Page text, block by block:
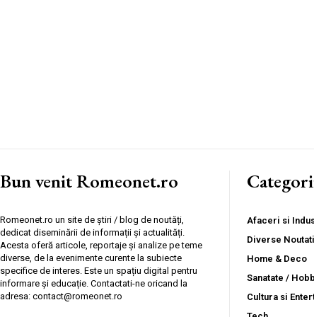
Bun venit Romeonet.ro
Romeonet.ro un site de știri / blog de noutăți,
dedicat diseminării de informații și actualități.
Acesta oferă articole, reportaje și analize pe teme
diverse, de la evenimente curente la subiecte
specifice de interes. Este un spațiu digital pentru
informare și educație. Contactati-ne oricand la
adresa: contact@romeonet.ro
Afaceri si
Diverse Noutati
Home & Deco
Sanatate /
Cultura si